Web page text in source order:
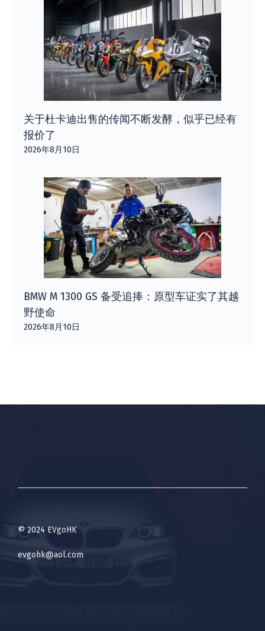
关于杜卡迪出售的传闻不断发酵，似乎已经有
报价了
2026年8月10日
BMW M 1300 GS 备受追捧：原型车证实了其越
野使命
2026年8月10日
© 2024 EVgoHK
evgohk@aol.com